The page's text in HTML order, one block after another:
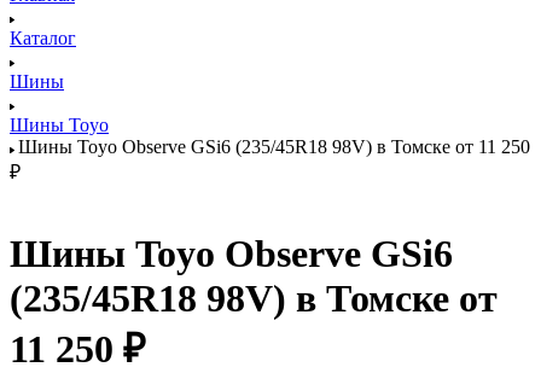
Каталог
Шины
Шины Toyo
Шины Toyo Observe GSi6 (235/45R18 98V) в Томске от 11 250
₽
Шины Toyo Observe GSi6
(235/45R18 98V) в Томске от
11 250 ₽